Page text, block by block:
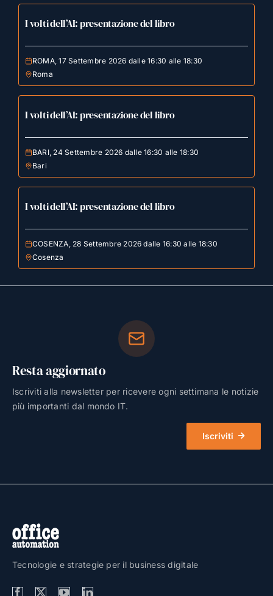
I volti dell’AI: presentazione del libro
ROMA, 17 Settembre 2026 dalle 16:30 alle 18:30
Roma
I volti dell’AI: presentazione del libro
BARI, 24 Settembre 2026 dalle 16:30 alle 18:30
Bari
I volti dell’AI: presentazione del libro
COSENZA, 28 Settembre 2026 dalle 16:30 alle 18:30
Cosenza
Resta aggiornato
Iscriviti alla newsletter per ricevere ogni settimana le notizie
più importanti dal mondo IT.
Iscriviti
Tecnologie e strategie per il business digitale